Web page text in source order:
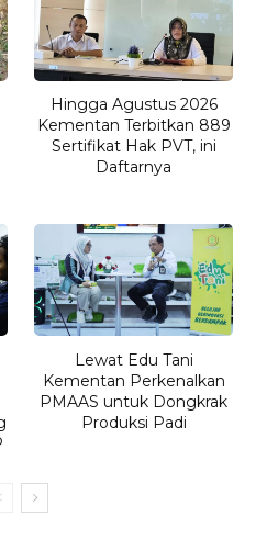
Hingga Agustus 2026
Kementan Terbitkan 889
Sertifikat Hak PVT, ini
Daftarnya
Lewat Edu Tani
Kementan Perkenalkan
PMAAS untuk Dongkrak
Produksi Padi